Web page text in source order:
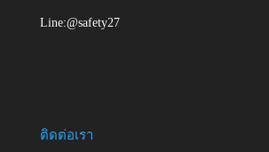
Line:@safety27
ติดต่อเรา